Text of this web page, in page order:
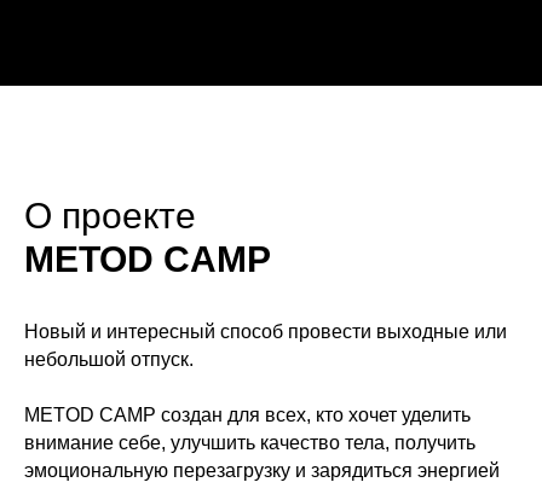
О проекте
METOD CAMP
Новый и интересный способ провести выходные или
небольшой отпуск.
METOD CAMP создан для всех, кто хочет уделить
внимание себе, улучшить качество тела, получить
эмоциональную перезагрузку и зарядиться энергией